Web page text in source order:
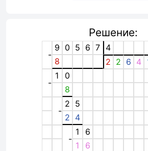
Решение:
-
9 0 5 6 7 4
8
2 2 6 4
-
1
0
8
-
2 5
2 4
-
1
6
1
6